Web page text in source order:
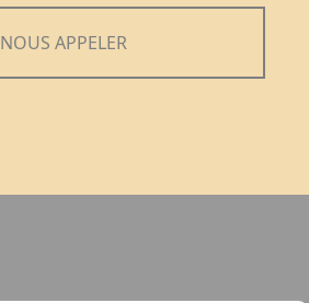
NOUS APPELER